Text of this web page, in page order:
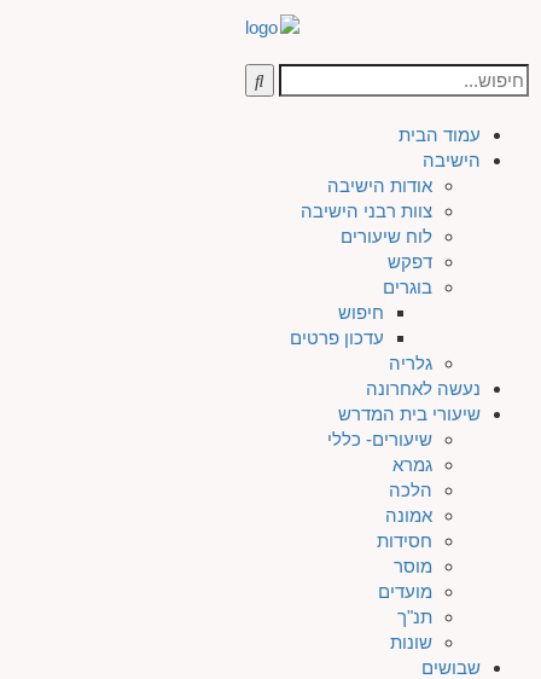
עמוד הבית
הישיבה
אודות הישיבה
צוות רבני הישיבה
לוח שיעורים
דפקש
בוגרים
חיפוש
עדכון פרטים
גלריה
נעשה לאחרונה
שיעורי בית המדרש
שיעורים- כללי
גמרא
הלכה
אמונה
חסידות
מוסר
מועדים
תנ"ך
שונות
שבושים